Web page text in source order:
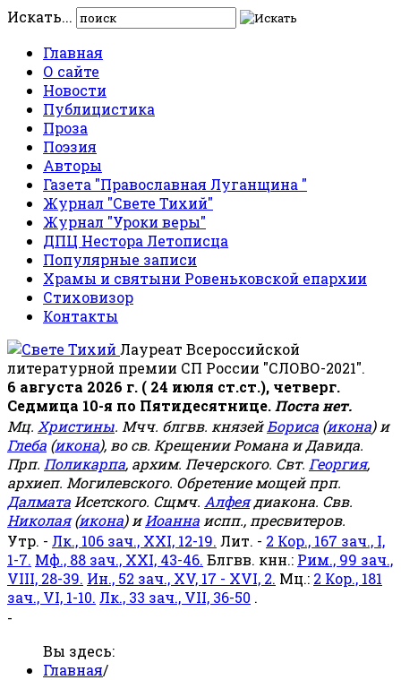
Искать...
Главная
О сайте
Новости
Публицистика
Проза
Поэзия
Авторы
Газета "Православная Луганщина "
Журнал "Свете Тихий"
Журнал "Уроки веры"
ДПЦ Нестора Летописца
Популярные записи
Храмы и святыни Ровеньковской епархии
Стиховизор
Контакты
Лауреат Всероссийской
литературной премии СП России "СЛОВО-2021".
6 августа 2026 г. ( 24 июля ст.ст.), четверг.
Седмица 10-я по Пятидесятнице. Поста нет.
Мц. Христины. Мчч. блгвв. князейБориса (икона) и
Глеба (икона), во св. Крещении Романа и Давида.
Прп. Поликарпа, архим. Печерского. Свт. Георгия,
архиеп. Могилевского. Обретение мощей прп.
Далмата Исетского. Сщмч. Алфеядиакона. Свв.
Николая(икона) иИоанна испп., пресвитеров.
Утр. - Лк., 106 зач., XXI, 12-19. Лит. - 2 Кор., 167 зач., I,
1-7. Мф., 88 зач., XXI, 43-46. Блгвв. кнн.: Рим., 99 зач.,
VIII, 28-39. Ин., 52 зач., XV, 17 - XVI, 2. Мц.: 2 Кор., 181
зач., VI, 1-10. Лк., 33 зач., VII, 36-50 .
-
Вы здесь:
Главная/